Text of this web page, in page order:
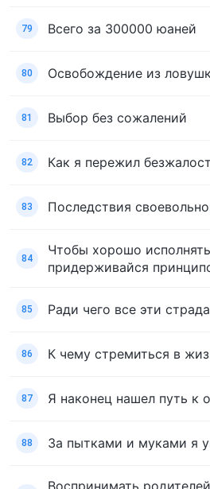
79 Всего за 300000 юаней
80 Освобождение из
81 Выбор без сожалений
82 Как я пережил
83 Последствия
84
Чтобы хорошо
придерживайся
85 Ради чего все эти
86 К чему стремиться в
87 Я наконец нашел путь к
88 За пытками и муками я
Воспринимать